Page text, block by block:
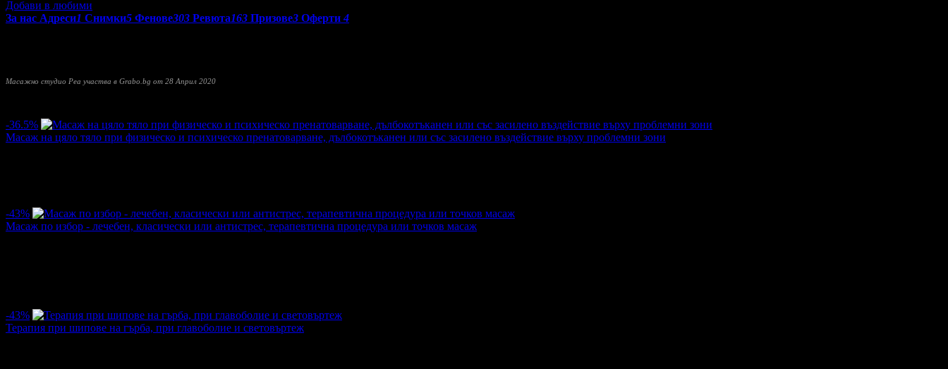
Добави в любими
За нас Адреси1 Снимки5 Фенове303 Ревюта163 Призове3 Оферти 4
Масажно студио Реа участва в Grabo.bg от 28 Април 2020
-36.5%
Масаж на цяло тяло при физическо и психическо пренатоварване, дълбокотъканен или със засилено въздействие върху проблемни зони
-43%
Масаж по избор - лечебен, класически или антистрес, терапевтична процедура или точков масаж
-43%
Терапия при шипове на гърба, при главоболие и световъртеж